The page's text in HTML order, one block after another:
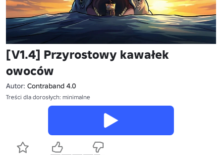
[V1.4] Przyrostowy kawałek
owoców
Autor: Contraband 4.0
Treści dla dorosłych: minimalne